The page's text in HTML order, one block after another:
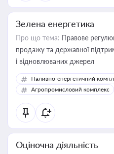
Зелена енергетика
Про що тема: Правове
продажу та державної
і відновлюваних джерел
Паливно-енергетичний
Агропромисловий комплекс
Оціночна діяльність